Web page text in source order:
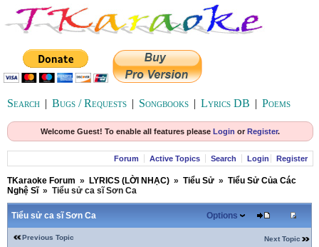
Search | Bugs / Requests | Songbooks | Lyrics DB | Poems
Welcome Guest! To enable all features please Login or Register.
Forum Active Topics Search Login Register
TKaraoke Forum » LYRICS (LỜI NHẠC) » Tiểu Sử » Tiểu Sử Của Các
Nghệ Sĩ » Tiểu sử ca sĩ Sơn Ca
Tiểu sử ca sĩ Sơn Ca Options
Previous Topic Next Topic